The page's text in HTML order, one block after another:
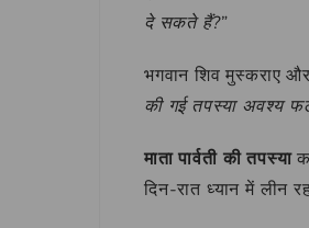
दे सकते हैं?”
भगवान शिव मुस्कराए
की गई तपस्या अवश्य
माता पार्वती की तपस्या
दिन-रात ध्यान में